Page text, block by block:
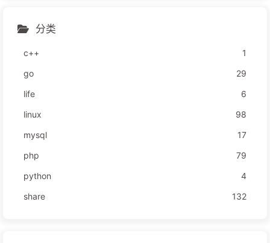
分类
c++
1
go
29
life
6
linux
98
mysql
17
php
79
python
4
share
132